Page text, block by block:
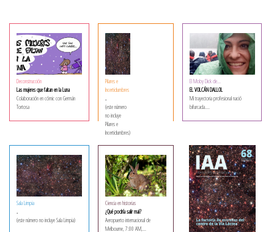
Deconstrucción
Las mujeres que faltan en la Luna
Colaboración en cómic con Germán
Tortosa
Pilares e
Incertidumbres
.
(este número
no incluye
Pilares e
Incertidumbres)
El Moby Dick de...
EL VOLCÁN DALLOL
Mi trayectoria profesional nació
bifurcada....
Sala Limpia
.
(este número no incluye Sala Limpia)
Ciencia en historias
¿Qué podría salir mal?
Aeropuerto internacional de
Melbourne, 7:00 AM,...